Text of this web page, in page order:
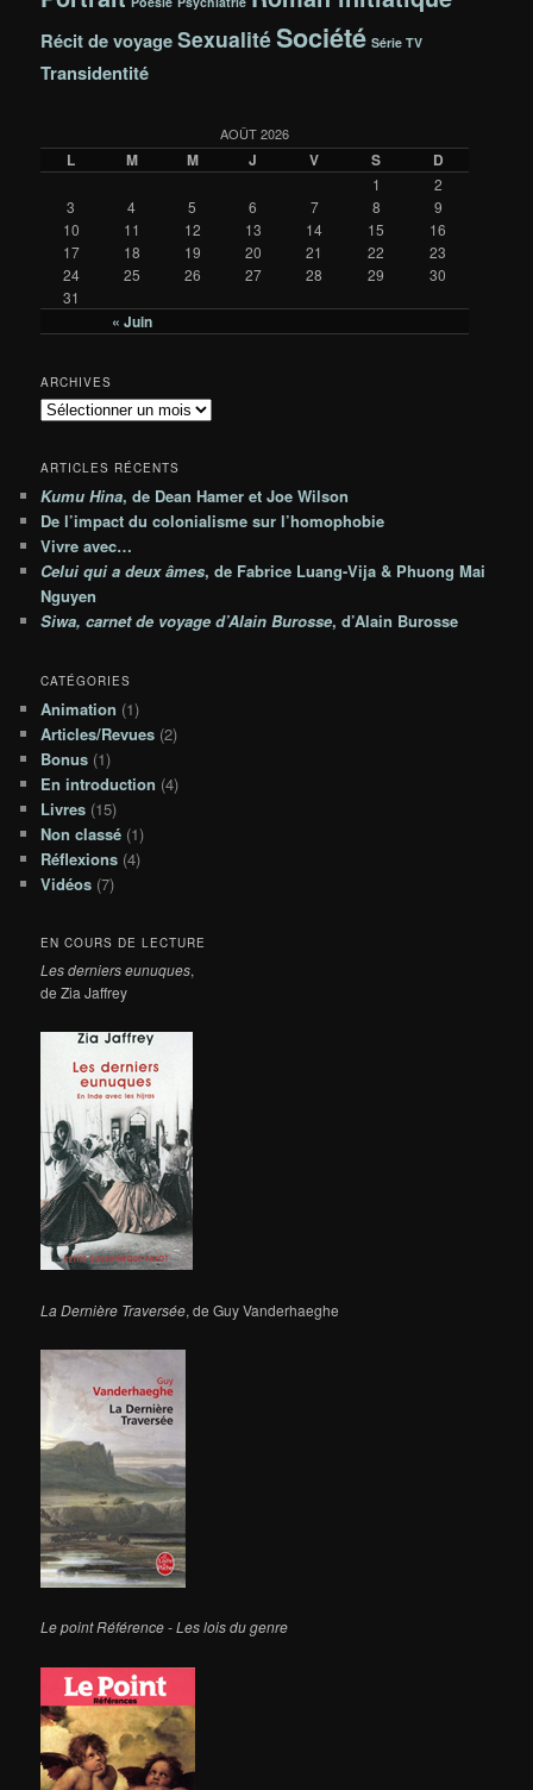
Récit de voyageSexualitéSociété Série TV
Transidentité
AOÛT 2026
L M M J V S D
« Juin
1
2
3
4 5 6 7 8
9
10
11 12 13 14 15
16
17
18 19 20 21 22
23
24
25 26 27 28 29
30
31
ARCHIVES
A
h
i
v
e
s
ARTICLES RÉCENTS
Kumu Hina, de Dean Hamer et Joe Wilson
De l’impact du colonialisme sur l’homophobie
Vivre avec…
Celui qui a deux âmes, de Fabrice Luang-Vija & Phuong Mai
Nguyen
Siwa, carnet de voyage d’Alain Burosse, d’Alain Burosse
CATÉGORIES
Animation (1)
Articles/Revues (2)
Bonus (1)
En introduction (4)
Livres (15)
Non classé (1)
Réflexions (4)
Vidéos (7)
EN COURS DE LECTURE
Les derniers eunuques,
de Zia Jaffrey
La Dernière Traversée, de Guy Vanderhaeghe
Le point Référence - Les lois du genre